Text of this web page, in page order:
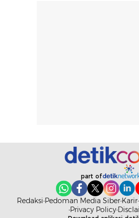
part of
RedaksiPedoman Media SiberKarir
Privacy Policy